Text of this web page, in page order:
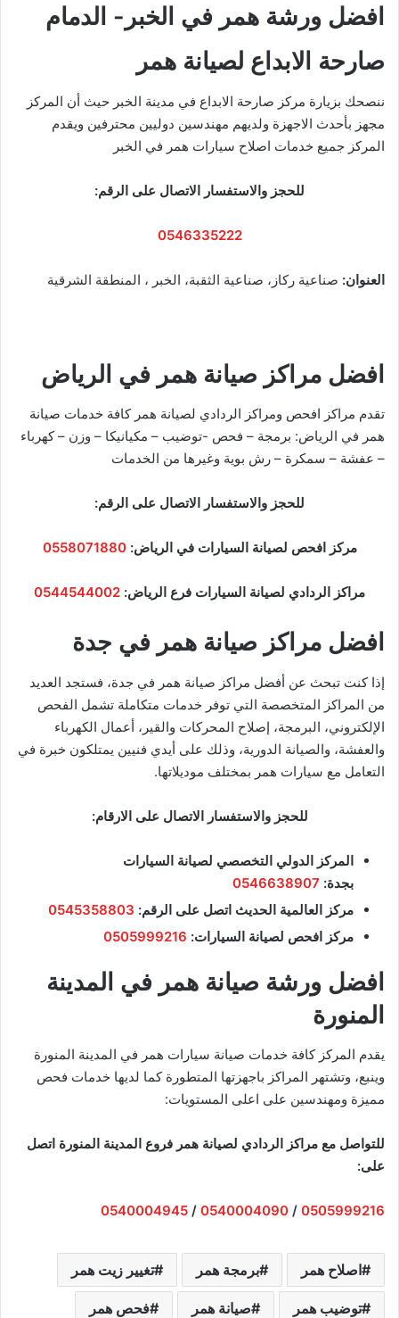
افضل ورشة همر في الخبر- الدمام
صارحة الابداع لصيانة همر
ننصحك بزيارة مركز صارحة الابداع في مدينة الخبر حيث أن المركز
مجهز بأحدث الاجهزة ولديهم مهندسين دوليين محترفين ويقدم
المركز جميع خدمات اصلاح سيارات همر في الخبر
للحجز والاستفسار الاتصال على الرقم:
0546335222
العنوان: صناعية ركاز، صناعية الثقبة، الخبر ، المنطقة الشرقية
افضل مراكز صيانة همر في الرياض
تقدم مراكز افحص ومراكز الردادي لصيانة همر كافة خدمات صيانة
همر في الرياض: برمجة – فحص -توضيب – مكيانيكا – وزن – كهرباء
– عفشة – سمكرة – رش بوية وغيرها من الخدمات
للحجز والاستفسار الاتصال على الرقم:
مركز افحص لصيانة السيارات في الرياض:0558071880
مراكز الردادي لصيانة السيارات فرع الرياض: 0544544002
افضل مراكز صيانة همر في جدة
إذا كنت تبحث عن أفضل مراكز صيانة همر في جدة، فستجد العديد
من المراكز المتخصصة التي توفر خدمات متكاملة تشمل الفحص
الإلكتروني، البرمجة، إصلاح المحركات والقير، أعمال الكهرباء
والعفشة، والصيانة الدورية، وذلك على أيدي فنيين يمتلكون خبرة في
التعامل مع سيارات همر بمختلف موديلاتها.
للحجز والاستفسار الاتصال على الارقام:
المركز الدولي التخصصي لصيانة السيارات
بجدة: 0546638907
مركز العالمية الحديث اتصل على الرقم: 0545358803
مركز افحص لصيانة السيارات: 0505999216
افضل ورشة صيانة همر في المدينة
المنورة
يقدم المركز كافة خدمات صيانة سيارات همر في المدينة المنورة
وينبع، وتشتهر المراكز باجهزتها المتطورة كما لديها خدمات فحص
مميزة ومهندسين على اعلى المستويات:
للتواصل مع مراكز الردادي لصيانة همر فروع المدينة المنورة اتصل
على:
0505999216
/
0540004090
/
0540004945
اصلاح همر برمجة همر تغيير زيت همر
توضيب همر صيانة همر فحص همر